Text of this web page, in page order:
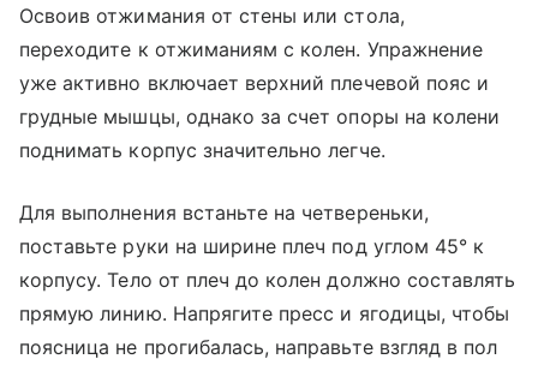
Освоив отжимания от стены или стола,
переходите к отжиманиям с колен. Упражнение
уже активно включает верхний плечевой пояс и
грудные мышцы, однако за счет опоры на колени
поднимать корпус значительно легче.
Для выполнения встаньте на четвереньки,
поставьте руки на ширине плеч под углом 45° к
корпусу. Тело от плеч до колен должно составлять
прямую линию. Напрягите пресс и ягодицы, чтобы
поясница не прогибалась, направьте взгляд в пол